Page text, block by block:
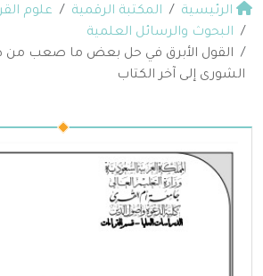
الرئيسية المكتبة الرقمية
علوم
البحوث والرسائل العلمية
القول الأبرق في حل بعض ما صعب من
الشورى إلى آخر الكتاب